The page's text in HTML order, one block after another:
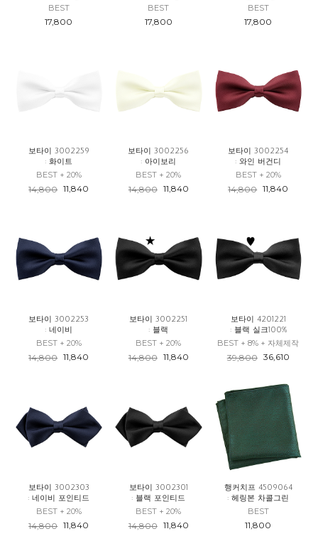
BEST
17,800
BEST
17,800
BEST
17,800
보타이 3002259
: 화이트
BEST + 20%
14,800 11,840
보타이 3002256
: 아이보리
BEST + 20%
14,800 11,840
보타이 3002254
: 와인 버건디
BEST + 20%
14,800 11,840
보타이 3002253
: 네이비
BEST + 20%
14,800 11,840
보타이 3002251
: 블랙
BEST + 20%
14,800 11,840
보타이 4201221
: 블랙 실크100%
BEST + 8% + 자체제작
39,800 36,610
보타이 3002303
: 네이비 포인티드
BEST + 20%
14,800 11,840
보타이 3002301
: 블랙 포인티드
BEST + 20%
14,800 11,840
행커치프 4509064
: 헤링본 차콜그린
BEST
11,800